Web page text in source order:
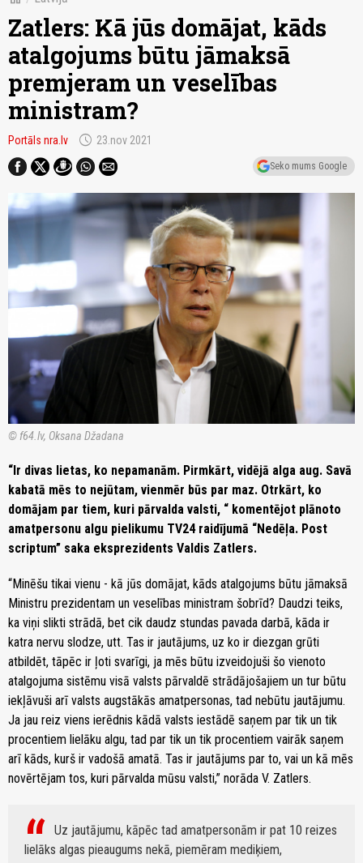
Zatlers: Kā jūs domājat, kāds
atalgojums būtu jāmaksā
premjeram un veselības
ministram?
Portāls nra.lv schedule 23.nov 2021
Seko mums Google
© f64.lv, Oksana Džadana
“Ir divas lietas, ko nepamanām. Pirmkārt, vidējā alga aug. Savā
kabatā mēs to nejūtam, vienmēr būs par maz. Otrkārt, ko
domājam par tiem, kuri pārvalda valsti, “ komentējot plānoto
amatpersonu algu pielikumu TV24 raidījumā “Nedēļa. Post
scriptum” saka eksprezidents Valdis Zatlers.
“Minēšu tikai vienu - kā jūs domājat, kāds atalgojums būtu jāmaksā
Ministru prezidentam un veselības ministram šobrīd? Daudzi teiks,
ka viņi slikti strādā, bet cik daudz stundas pavada darbā, kāda ir
katra nervu slodze, utt. Tas ir jautājums, uz ko ir diezgan grūti
atbildēt, tāpēc ir ļoti svarīgi, ja mēs būtu izveidojuši šo vienoto
atalgojuma sistēmu visā valsts pārvaldē strādājošajiem un tur būtu
iekļāvuši arī valsts augstākās amatpersonas, tad nebūtu jautājumu.
Ja jau reiz viens ierēdnis kādā valsts iestādē saņem par tik un tik
procentiem lielāku algu, tad par tik un tik procentiem vairāk saņem
arī kāds, kurš ir vadošā amatā. Tas ir jautājums par to, vai un kā mēs
novērtējam tos, kuri pārvalda mūsu valsti,” norāda V. Zatlers.
Uz jautājumu, kāpēc tad amatpersonām ir pat 10 reizes
lielāks algas pieaugums nekā, piemēram mediķiem,